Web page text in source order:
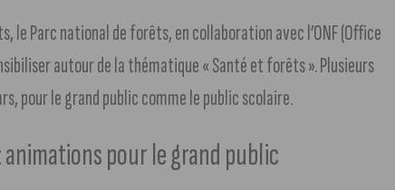
le Parc national de forêts, en collaboration avec l’ONF (Office
autour de la thématique « Santé et forêts ». Plusieurs
pour le grand public comme le public scolaire.
pour le grand public